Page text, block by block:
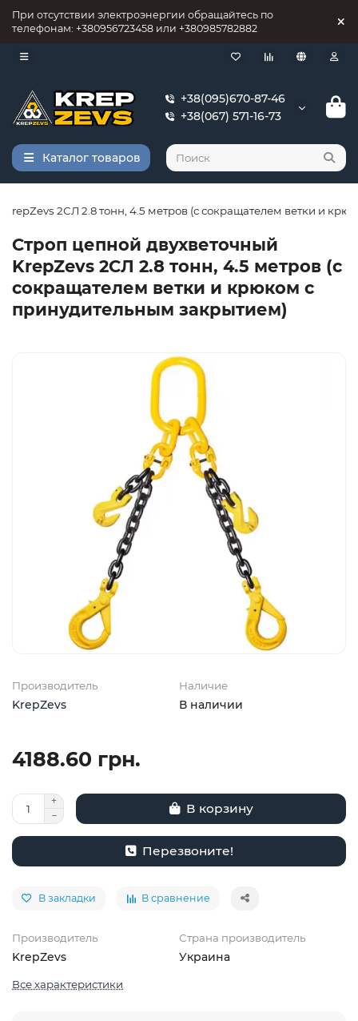
При отсутствии электроэнергии обращайтесь по
телефонам: +380956723458 или +380985782882
+38(095)670-87-46
+38(067) 571-16-73
Каталог товаров
2СЛ 2.8 тонн, 4.5 метров (с сокращателем ветки и
Строп цепной двухветочный
KrepZevs 2СЛ 2.8 тонн, 4.5 метров (с
сокращателем ветки и крюком с
принудительным закрытием)
Производитель
KrepZevs
Наличие
В наличии
4188.60 грн.
В корзину
Перезвоните!
В закладки В сравнение
Производитель
KrepZevs
Страна производитель
Украина
Все характеристики